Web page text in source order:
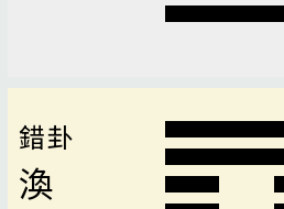
錯卦
渙